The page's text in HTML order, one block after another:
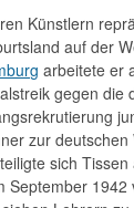
Künstlern
auf der
arbeitete er
gegen die
zur deutschen
sich Tissen
September 1942